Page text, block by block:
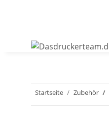
Startseite Zubehör